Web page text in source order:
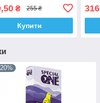
₴ 255 ₴
Купити